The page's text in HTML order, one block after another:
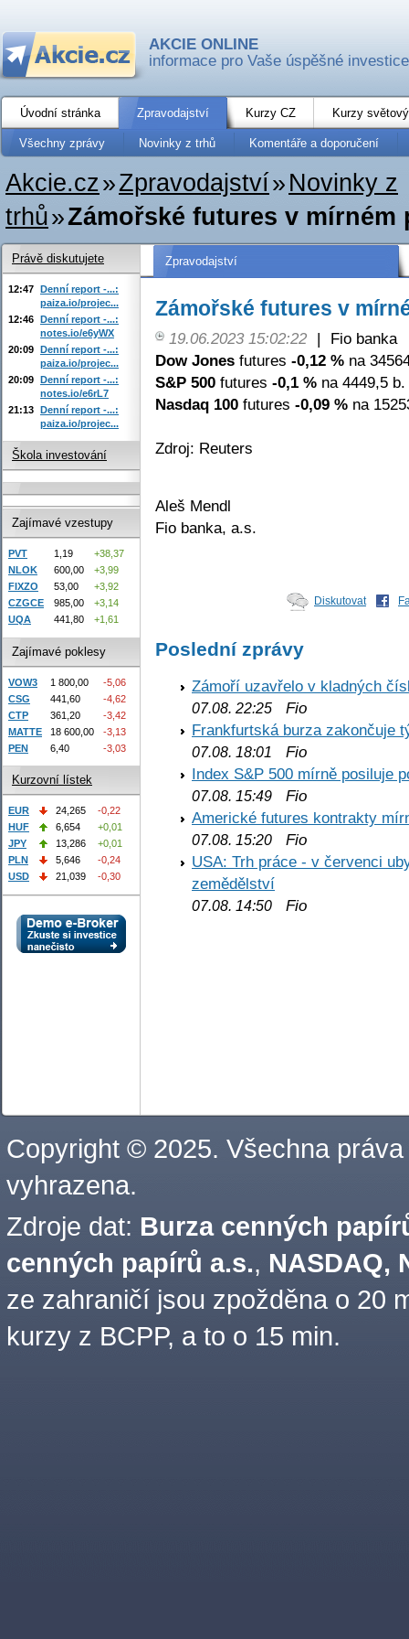
AKCIE ONLINE
informace pro Vaše úspěšné investice
Úvodní stránka Zpravodajství Kurzy CZ Kurzy
Všechny zprávy Novinky z trhů Komentáře a doporučení
Akcie.cz»Zpravodajství» Novinky z
trhů»Zámořské futures v mírném
Zpravodajství
Zámořské futures v
19.06.2023 15:02:22 |
Fio banka
Dow Jones futures -0,12 % na
S&P 500 futures -0,1 % na 4449,5 b.
Nasdaq 100 futures -0,09 % na
Zdroj: Reuters
Aleš Mendl
Fio banka, a.s.
Diskutovat
Poslední zprávy
Zámoří uzavřelo v kladných
07.08. 22:25 Fio
Frankfurtská burza zakončuje
07.08. 18:01
Fio
Index S&P 500 mírně posiluje
07.08. 15:49 Fio
Americké futures kontrakty
07.08. 15:20 Fio
USA: Trh práce - v červenci
zemědělství
07.08. 14:50 Fio
Právě diskutujete
12:47 Denní report -...:
paiza.io/projec...
12:46 Denní report -...:
notes.io/e6yWX
20:09 Denní report -...:
paiza.io/projec...
20:09 Denní report -...:
notes.io/e6rL7
21:13 Denní report -...:
paiza.io/projec...
Škola investování
Zajímavé vzestupy
PVT 1,19
+38,37
NLOK
600,00
+3,99
FIXZO
53,00
+3,92
CZGCE
985,00
+3,14
UQA
441,80 +1,61
Zajímavé poklesy
VOW3 1 800,00
-5,06
CSG
441,60
-4,62
CTP
361,20
-3,42
MATTE
18 600,00
-3,13
PEN
6,40 -3,03
Kurzovní lístek
EUR 24,265
-0,22
HUF
6,654
+0,01
JPY
13,286
+0,01
PLN
5,646
-0,24
USD
21,039 -0,30
Copyright © 2025. Všechna práva
vyhrazena.
Zdroje dat: Burza cenných
cenných papírů a.s., NASDAQ,
ze zahraničí jsou zpožděna o 20
kurzy z BCPP, a to o 15 min.